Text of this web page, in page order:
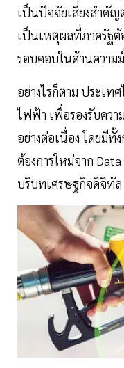
เป็นปัจจัยเสี่ยงสำคัญ
เป็นเหตุผลที่ภาครัฐต้
รอบคอบในด้านความ
อย่างไรก็ตาม ประเท
ไฟฟ้า เพื่อรองรับคว
อย่างต่อเนื่อง โดยมีทั้
ต้องการใหม่จาก
บริบทเศรษฐกิจดิจิทัล